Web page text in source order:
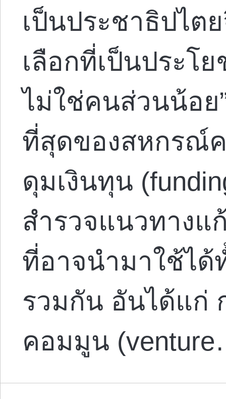
เป็นประชาธิปไต
เลือกที่เป็นประโ
ไม่ใช่คนส่วนน้อ
ที่สุดของสหกรณ์
ดุมเงินทุน
สำรวจแนวทาง
ที่อาจนำมาใช้ไ
รวมกัน อันได้แก่
คอมมูน